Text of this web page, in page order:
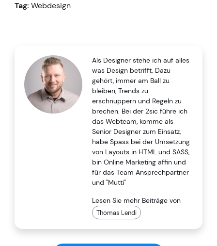
Tag: Webdesign
Als Designer stehe ich auf alles
was Design betrifft. Dazu
gehört, immer am Ball zu
bleiben, Trends zu
erschnuppern und Regeln zu
brechen. Bei der 2sic führe ich
das Webteam, komme als
Senior Designer zum Einsatz,
habe Spass bei der Umsetzung
von Layouts in HTML und SASS,
bin Online Marketing affin und
für das Team Ansprechpartner
und "Mutti"
Lesen Sie mehr Beiträge von
Thomas Lendi